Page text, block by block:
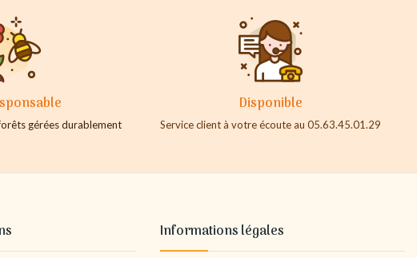
gérées durablement
Disponible
Service client à votre écoute au 05.63.45.01.29
Informations légales